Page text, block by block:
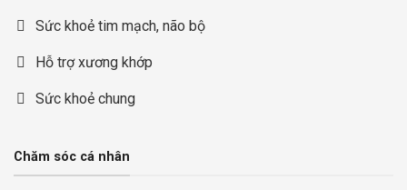
Sức khoẻ tim mạch, não bộ
Hỗ trợ xương khớp
Sức khoẻ chung
Chăm sóc cá nhân